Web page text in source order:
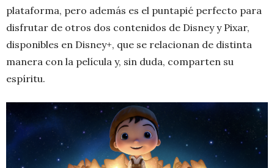
plataforma, pero además es el puntapié perfecto para
disfrutar de otros dos contenidos de Disney y Pixar,
disponibles en Disney+, que se relacionan de distinta
manera con la película y, sin duda, comparten su
espíritu.